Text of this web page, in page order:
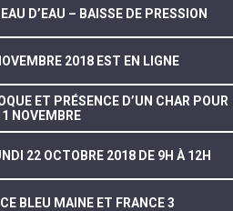
D’EAU – BAISSE DE PRESSION
2018 EST EN LIGNE
ET PRÉSENCE D’UN CHAR POUR
NOVEMBRE
22 OCTOBRE 2018 DE 9H À 12H
BLEU MAINE ET FRANCE 3